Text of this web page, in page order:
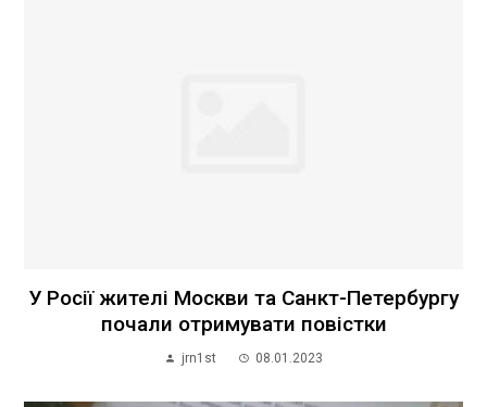
У Росії жителі Москви та Санкт-Петербургу
почали отримувати повістки
jrn1st 08.01.2023